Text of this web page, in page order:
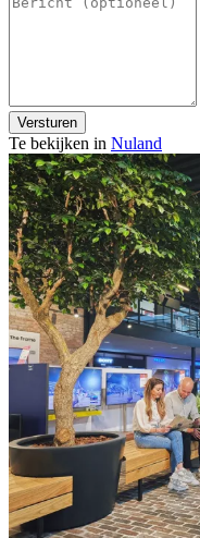
Versturen
Te bekijken in Nuland